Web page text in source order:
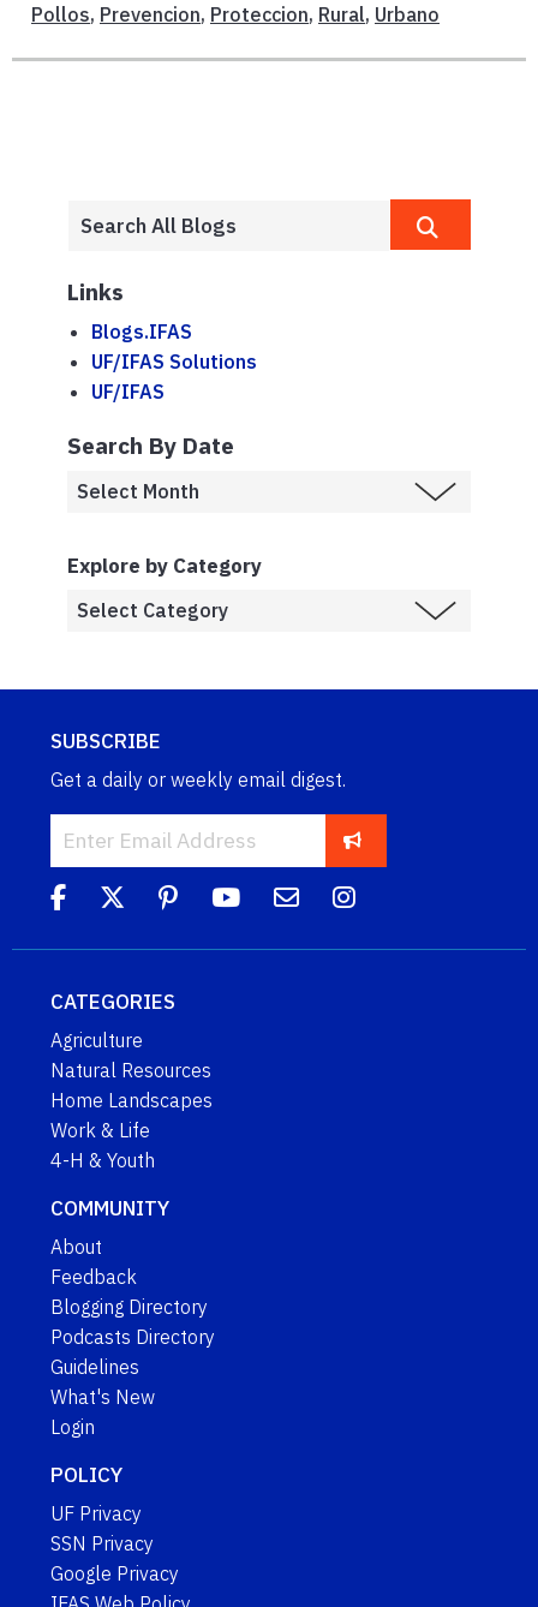
Pollos, Prevencion, Proteccion, Rural, Urbano
Links
Blogs.IFAS
UF/IFAS Solutions
UF/IFAS
Search By Date
Explore by Category
SUBSCRIBE
Get a daily or weekly email digest.
CATEGORIES
Agriculture
Natural Resources
Home Landscapes
Work & Life
4-H & Youth
COMMUNITY
About
Feedback
Blogging Directory
Podcasts Directory
Guidelines
What's New
Login
POLICY
UF Privacy
SSN Privacy
Google Privacy